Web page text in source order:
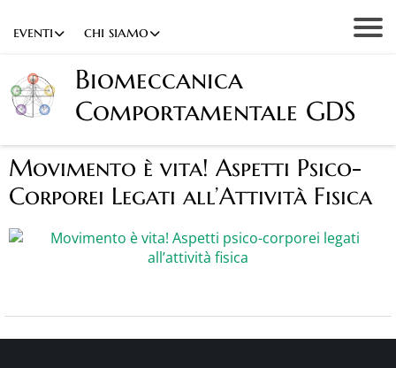
eventi chi siamo
Biomeccanica
Comportamentale GDS
Movimento è vita! Aspetti Psico-
Corporei Legati all’Attività Fisica